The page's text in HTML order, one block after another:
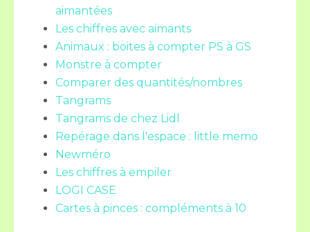
aimantées
Les chiffres avec aimants
Animaux : boites à compter PS à GS
Monstre à compter
Comparer des quantités/nombres
Tangrams
Tangrams de chez Lidl
Repérage dans l'espace : little memo
Newméro
Les chiffres à empiler
LOGI CASE
Cartes à pinces : compléments à 10